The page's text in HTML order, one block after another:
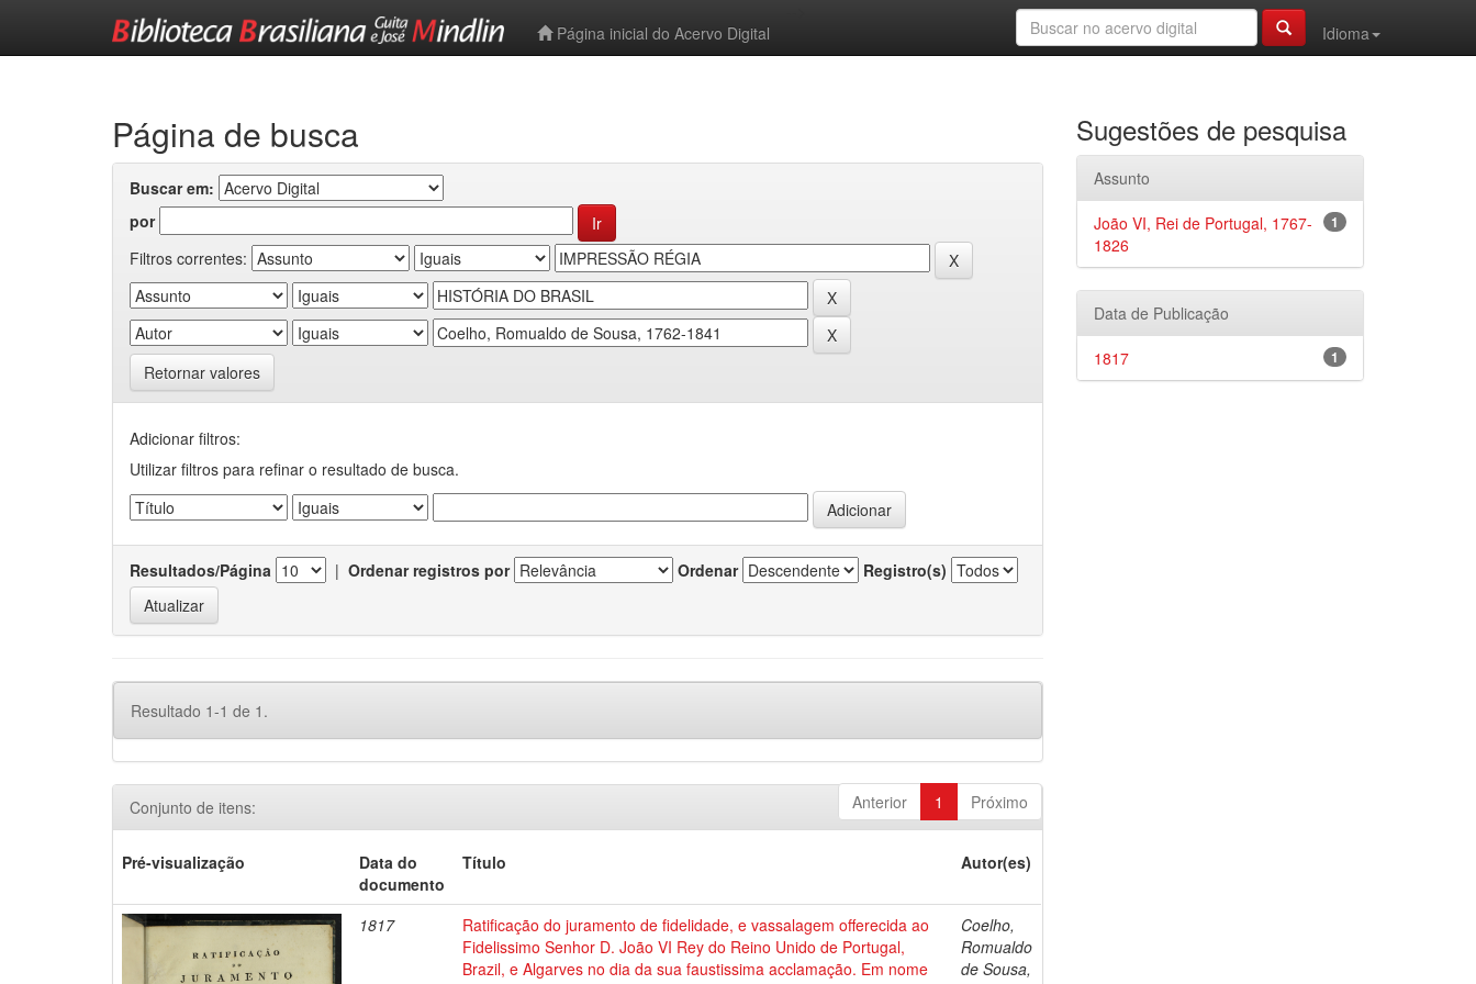
Página inicial do Acervo Digital
Idioma
Página de busca
Buscar em:
por
Filtros correntes:
Retornar valores
Adicionar filtros:
Utilizar filtros para refinar o resultado de busca.
Resultados/Página | Ordenar registros por Ordenar Registro(s)
Resultado 1-1 de 1.
Anterior 1 Próximo
Conjunto de itens:
Pré-visualização
Data do
documento
Título Autor(es)
1817
Ratificação do juramento de fidelidade, e vassalagem offerecida ao
Fidelissimo Senhor D. João VI Rey do Reino Unido de Portugal,
Brazil, e Algarves no dia da sua faustissima acclamação. Em nome
Coelho,
Romualdo
de Sousa,
Sugestões de pesquisa
Assunto
1
João VI, Rei de Portugal, 1767-
1826
Data de Publicação
1
1817